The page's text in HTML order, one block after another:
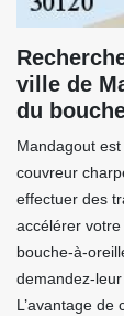
ville de
du
Mandagout
couvreur
effectuer des
accélérer
bouche-à-
demandez-
L’avantage de